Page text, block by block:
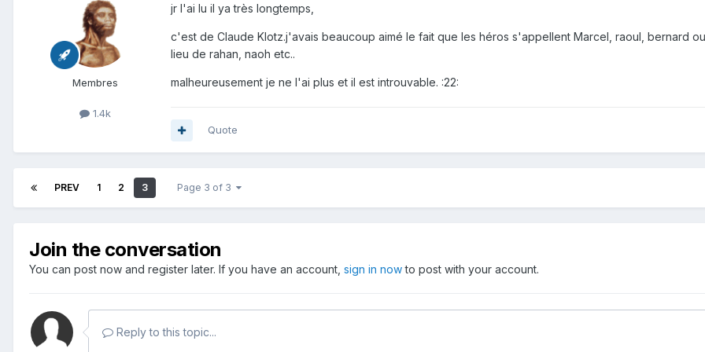
Membres
1.4k
jr l'ai lu il ya très longtemps,
c'est de Claude Klotz.j'avais beaucoup aimé le fait que les héros s'appellent Marcel, raoul, bernard
lieu de rahan, naoh etc..
malheureusement je ne l'ai plus et il est introuvable. :22:
Quote
PREV 1 2 3 Page 3 of 3
Join the conversation
You can post now and register later. If you have an account, sign in nowto post with your account.
Reply to this topic...